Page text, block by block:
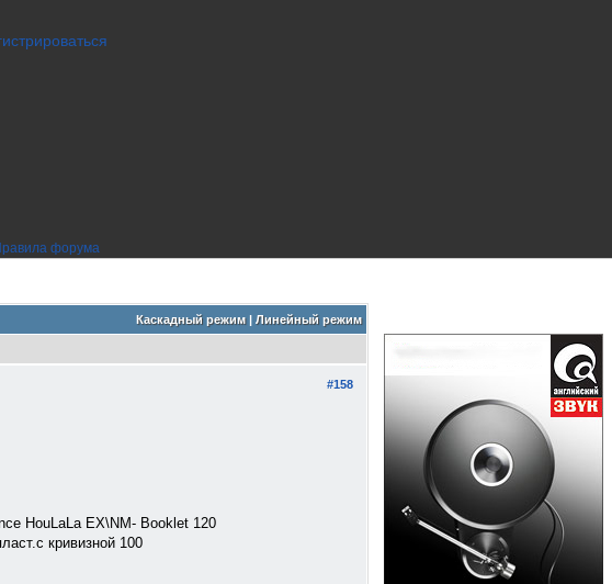
Каскадный режим| Линейный режим
#158
HouLaLa EX\NM- Booklet 120
кривизной 100